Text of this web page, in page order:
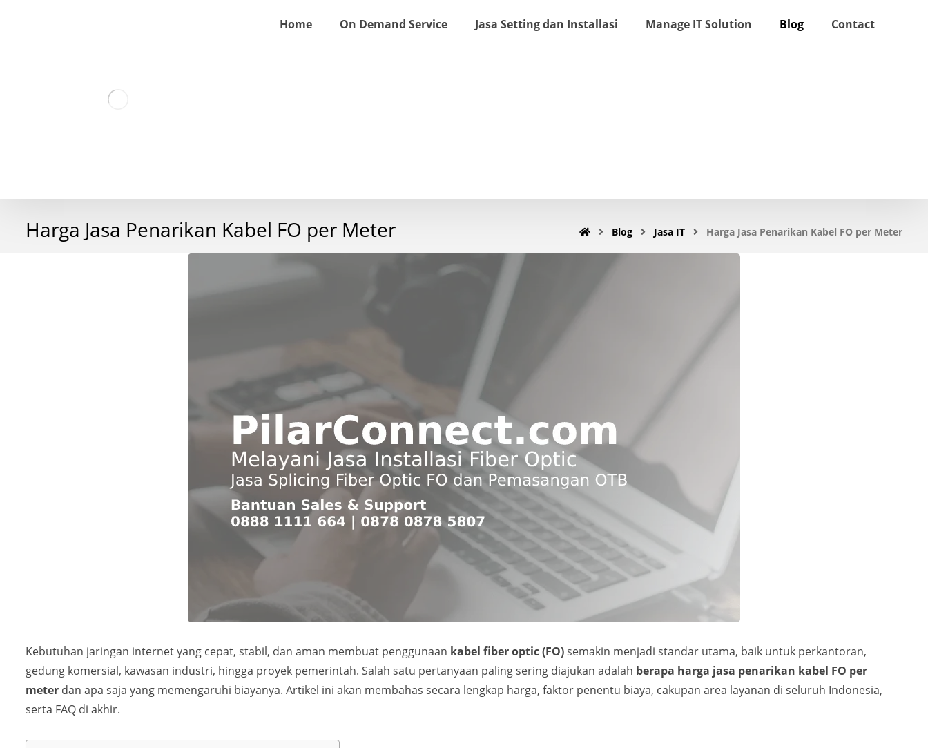
Home On Demand Service Jasa Setting dan Installasi Manage IT Solution Blog Contact
Harga Jasa Penarikan Kabel FO per Meter Blog Jasa IT Harga Jasa Penarikan Kabel FO per Meter
Kebutuhan jaringan internet yang cepat, stabil, dan aman membuat penggunaan kabel fiber optic (FO)semakin menjadi standar utama, baik untuk perkantoran,
gedung komersial, kawasan industri, hingga proyek pemerintah. Salah satu pertanyaan paling sering diajukan adalah berapa harga jasa penarikan kabel FO per
meter dan apa saja yang memengaruhi biayanya. Artikel ini akan membahas secara lengkap harga, faktor penentu biaya, cakupan area layanan di seluruh Indonesia,
serta FAQ di akhir.